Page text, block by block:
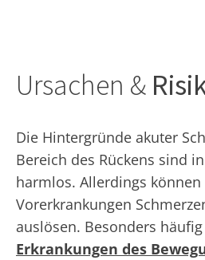
Ursachen &
Die Hintergründe akuter
Bereich des Rückens sind
harmlos. Allerdings
Vorerkrankungen
auslösen. Besonders
Erkrankungen des